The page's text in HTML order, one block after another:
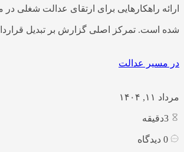
ارائه راهکارهایی برای ارتقای عدالت شغلی در
شده است. تمرکز اصلی گزارش بر تبدیل
در مسیر عدالت
مرداد ۱۱, ۱۴۰۴
دقیقه
دیدگاه